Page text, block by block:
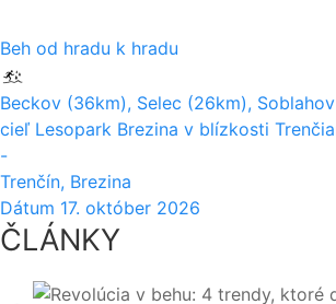
Beh od hradu k hradu
Beckov (36km), Selec (26km),
cieľ Lesopark Brezina v blízkosti
-
Trenčín, Brezina
Dátum 17. október 2026
ČLÁNKY